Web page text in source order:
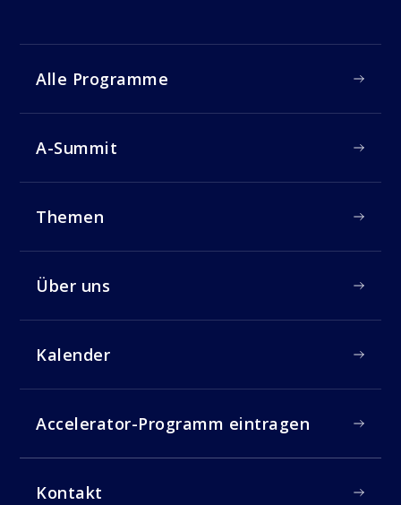
Kontakt
Alle Programme
A-Summit
Themen
Über uns
Kalender
Accelerator-Programm eintragen